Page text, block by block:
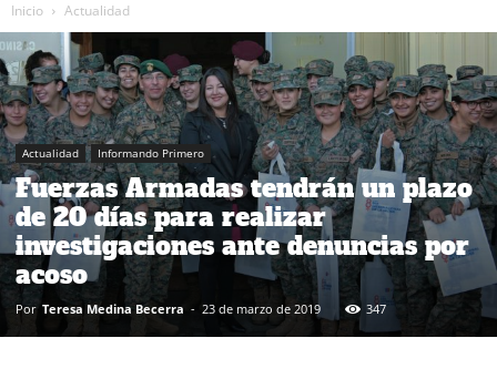
Inicio Actualidad
Actualidad Informando Primero
Fuerzas Armadas tendrán un plazo
de 20 días para realizar
investigaciones ante denuncias por
acoso
Por Teresa Medina Becerra - 23 de marzo de 2019 347